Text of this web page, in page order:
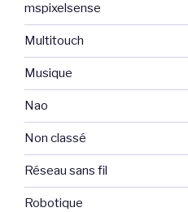
mspixelsense
Multitouch
Musique
Nao
Non classé
Réseau sans fil
Robotique